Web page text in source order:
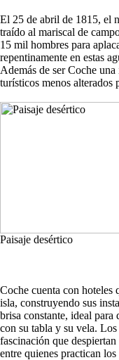
El 25 de abril de 1815, el
traído al mariscal de
15 mil hombres para
repentinamente en estas
Además de ser Coche
turísticos menos alterados
Paisaje desértico
Coche cuenta con hoteles
isla, construyendo sus
brisa constante, ideal para
con su tabla y su vela.
fascinación que
entre quienes practican